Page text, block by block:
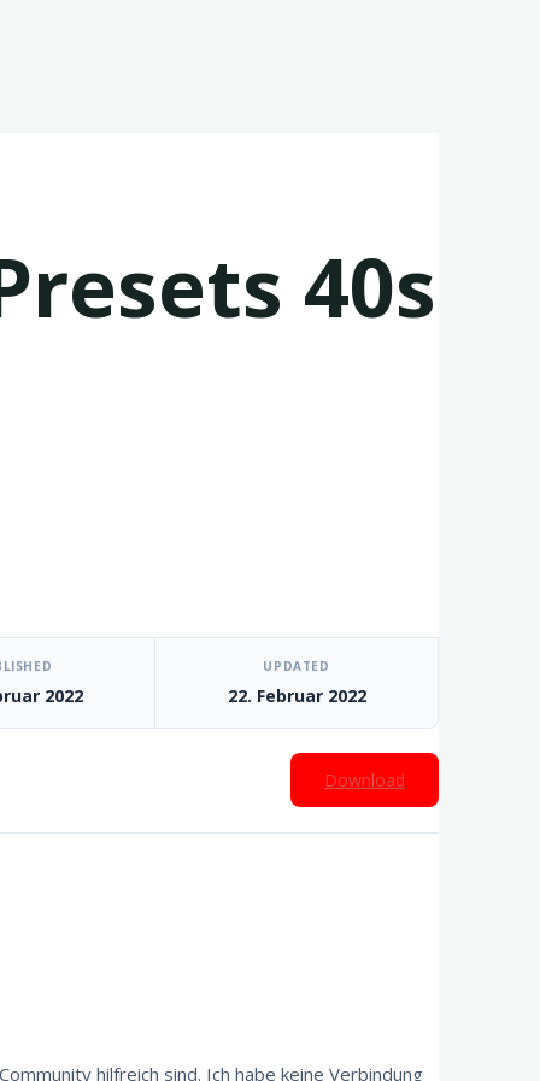
40s
2022
UPDATED
22. Februar 2022
Download
hilfreich sind. Ich habe keine Verbindung